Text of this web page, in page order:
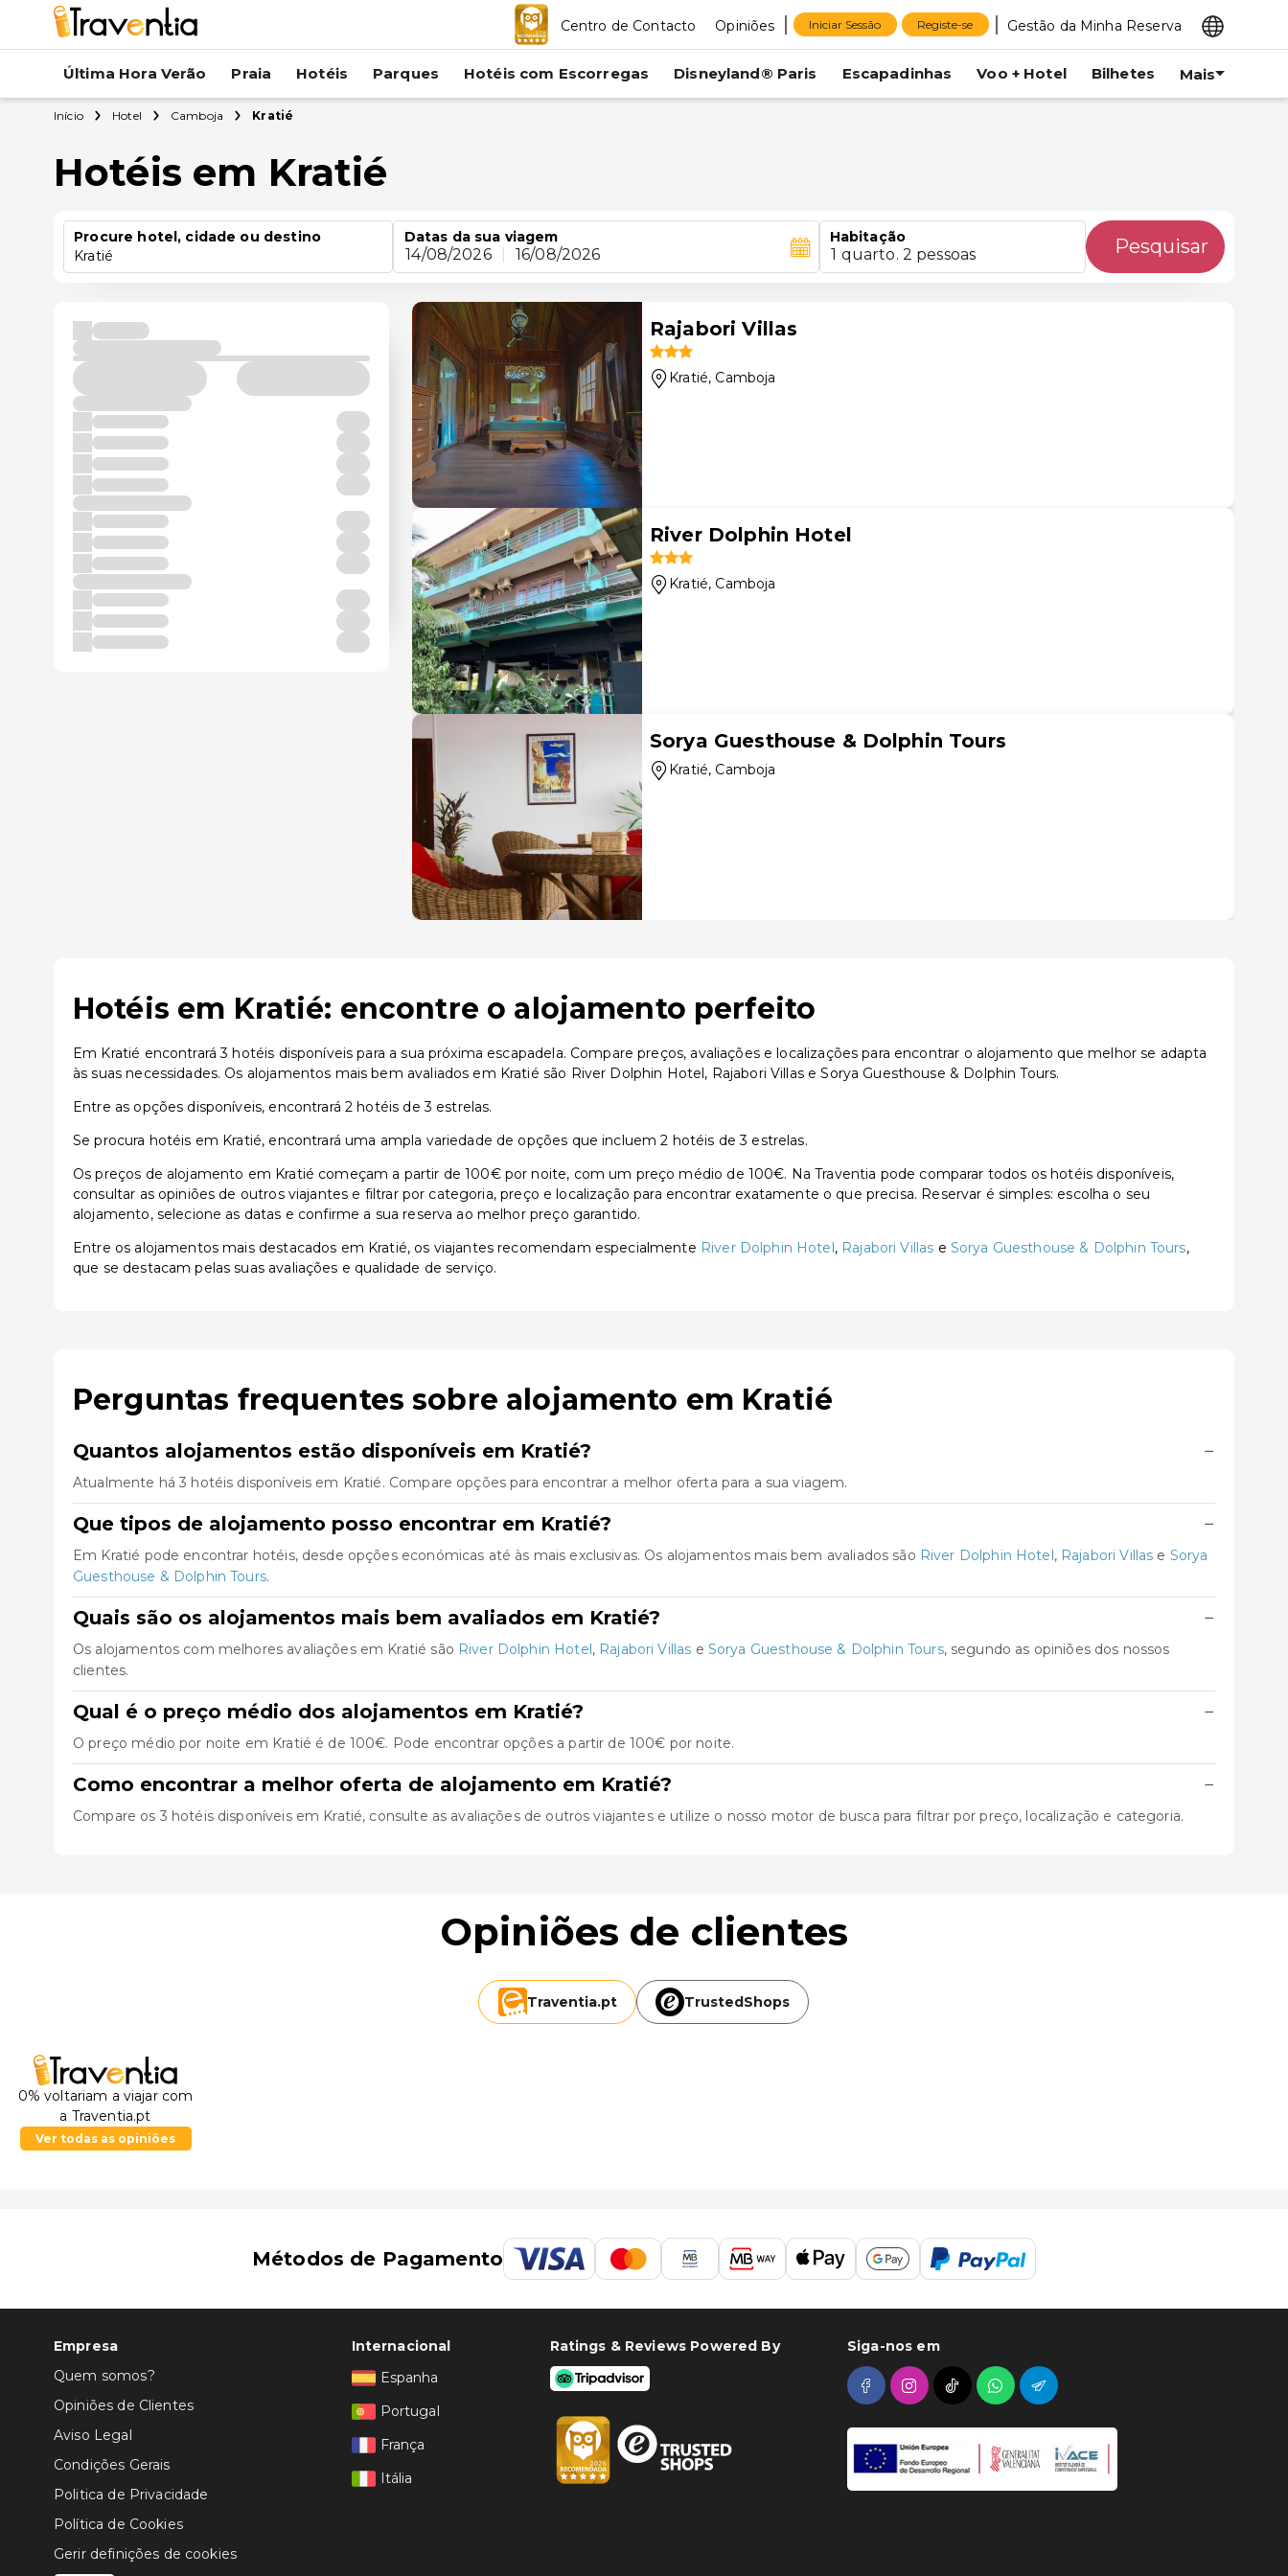
Centro de Contacto Opiniões Iniciar Sessão Registe-se Gestão da Minha Reserva
Última Hora Verão Praia Hotéis Parques Hotéis com Escorregas Disneyland® Paris Escapadinhas Voo + Hotel Bilhetes Mais
Início Hotel Camboja Kratié
Hotéis em Kratié
Procure hotel, cidade ou destino
Kratié
Datas da sua viagem
14/08/2026 16/08/2026
Habitação
1 quarto. 2 pessoas Pesquisar
Rajabori Villas
Kratié, Camboja
River Dolphin Hotel
Kratié, Camboja
Sorya Guesthouse & Dolphin Tours
Kratié, Camboja
Hotéis em Kratié: encontre o alojamento perfeito
Em Kratié encontrará 3 hotéis disponíveis para a sua próxima escapadela. Compare preços, avaliações e localizações para encontrar o alojamento que melhor se adapta
às suas necessidades. Os alojamentos mais bem avaliados em Kratié são River Dolphin Hotel, Rajabori Villas e Sorya Guesthouse & Dolphin Tours.
Entre as opções disponíveis, encontrará 2 hotéis de 3 estrelas.
Se procura hotéis em Kratié, encontrará uma ampla variedade de opções que incluem 2 hotéis de 3 estrelas.
Os preços de alojamento em Kratié começam a partir de 100€ por noite, com um preço médio de 100€. Na Traventia pode comparar todos os hotéis disponíveis,
consultar as opiniões de outros viajantes e filtrar por categoria, preço e localização para encontrar exatamente o que precisa. Reservar é simples: escolha o seu
alojamento, selecione as datas e confirme a sua reserva ao melhor preço garantido.
Entre os alojamentos mais destacados em Kratié, os viajantes recomendam especialmente River Dolphin Hotel, Rajabori Villas e Sorya Guesthouse & Dolphin Tours,
que se destacam pelas suas avaliações e qualidade de serviço.
Perguntas frequentes sobre alojamento em Kratié
Quantos alojamentos estão disponíveis em Kratié? −
Atualmente há 3 hotéis disponíveis em Kratié. Compare opções para encontrar a melhor oferta para a sua viagem.
Que tipos de alojamento posso encontrar em Kratié? −
Em Kratié pode encontrar hotéis, desde opções económicas até às mais exclusivas. Os alojamentos mais bem avaliados são River Dolphin Hotel, Rajabori Villas e Sorya
Guesthouse & Dolphin Tours.
Quais são os alojamentos mais bem avaliados em Kratié? −
Os alojamentos com melhores avaliações em Kratié são River Dolphin Hotel, Rajabori Villas e Sorya Guesthouse & Dolphin Tours, segundo as opiniões dos nossos
clientes.
Qual é o preço médio dos alojamentos em Kratié? −
O preço médio por noite em Kratié é de 100€. Pode encontrar opções a partir de 100€ por noite.
Como encontrar a melhor oferta de alojamento em Kratié? −
Compare os 3 hotéis disponíveis em Kratié, consulte as avaliações de outros viajantes e utilize o nosso motor de busca para filtrar por preço, localização e categoria.
Opiniões de clientes
Traventia.pt TrustedShops
0% voltariam a viajar com
a Traventia.pt
Ver todas as opiniões
Métodos de Pagamento
Empresa
Quem somos?
Opiniões de Clientes
Aviso Legal
Condições Gerais
Politica de Privacidade
Política de Cookies
Gerir definições de cookies
Internacional
Espanha
Portugal
França
Itália
Ratings & Reviews Powered By Siga-nos em